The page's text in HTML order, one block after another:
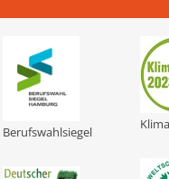
Berufswahlsiegel